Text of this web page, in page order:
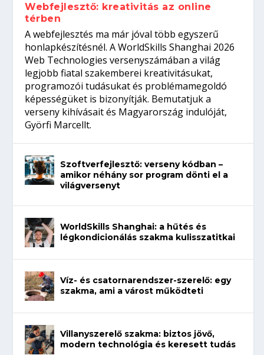
Webfejlesztő: kreativitás az online
térben
A webfejlesztés ma már jóval több egyszerű
honlapkészítésnél. A WorldSkills Shanghai 2026
Web Technologies versenyszámában a világ
legjobb fiatal szakemberei kreativitásukat,
programozói tudásukat és problémamegoldó
képességüket is bizonyítják. Bemutatjuk a
verseny kihívásait és Magyarország indulóját,
Györfi Marcellt.
Szoftverfejlesztő: verseny kódban –
amikor néhány sor program dönti el a
világversenyt
WorldSkills Shanghai: a hűtés és
légkondicionálás szakma kulisszatitkai
Víz- és csatornarendszer-szerelő: egy
szakma, ami a várost működteti
Villanyszerelő szakma: biztos jövő,
modern technológia és keresett tudás